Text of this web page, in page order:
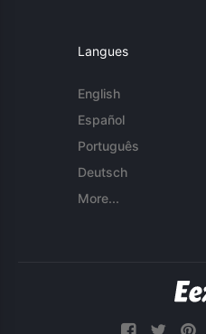
Langues
English
Español
Português
Deutsch
More...